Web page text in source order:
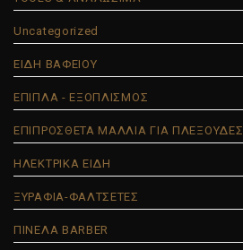
Uncategorized
ΕΙΔΗ ΒΑΦΕΙΟΥ
ΕΠΙΠΛΑ - ΕΞΟΠΛΙΣΜΟΣ
ΕΠΙΠΡΟΣΘΕΤΑ ΜΑΛΛΙΑ ΓΙΑ ΠΛΕΞΟΥΔΕΣ
ΗΛΕΚΤΡΙΚΑ ΕΙΔΗ
ΞΥΡΑΦΙΑ-ΦΑΛΤΣΕΤΕΣ
ΠΙΝΕΛΑ BARBER